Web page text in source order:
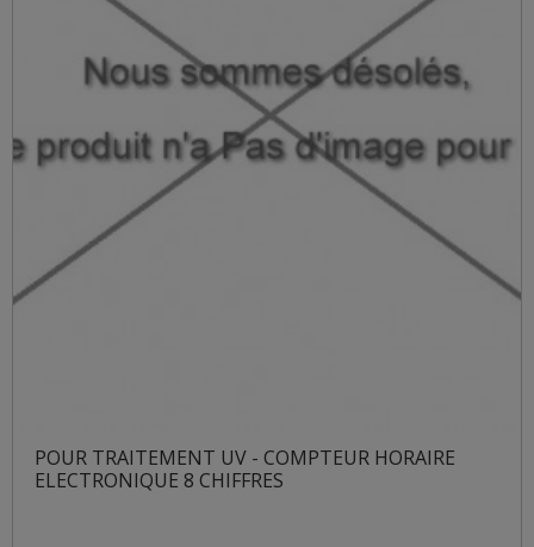
POUR TRAITEMENT UV - COMPTEUR HORAIRE
ELECTRONIQUE 8 CHIFFRES